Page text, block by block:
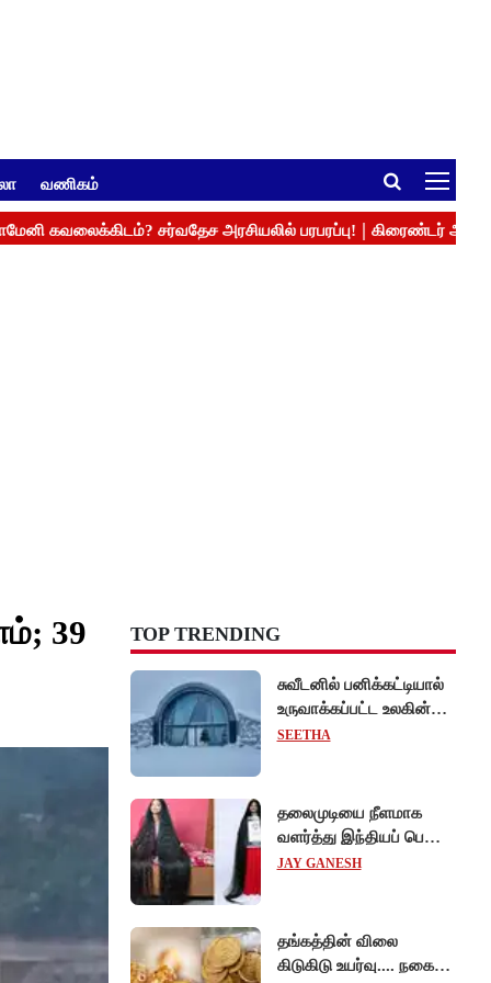
வணிகம்
39
TOP TRENDING
சுவீடனில் பனிக்கட்டியால்
உருவாக்கப்பட்ட உலகின்
முதல் 'ஐஸ் ஓட்டல்'!
SEETHA
தலைமுடியை நீளமாக
வளர்த்து இந்தியப் பெண்
கின்னஸ் சாதனை!
JAY GANESH
தங்கத்தின் விலை
கிடுகிடு உயர்வு.... நகைப்